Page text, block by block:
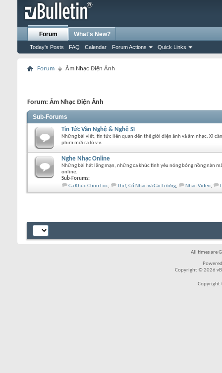
Forum
Today's Posts FAQ Calendar Forum Actions Quick Links
What's New?
Forum Âm Nhạc Điện Ảnh
Forum: Âm Nhạc Điện Ảnh
Sub-Forums
Tin Tức Văn Nghệ & Nghệ Sĩ
Những bài viết, tin tức liên quan đến thế giới điện ảnh và âm nhạc. Xì
phim mới ra lò v.v.
Nghe Nhạc Online
Những bài hát lãng mạn, những ca khúc tình yêu nóng bỏng nồng nàn
online.
Sub-Forums:
Ca Khúc Chọn Lọc, Thơ, Cổ Nhạc và Cải Lương, Nhạc Video,
All times are
Copyright © 2026
Copyright